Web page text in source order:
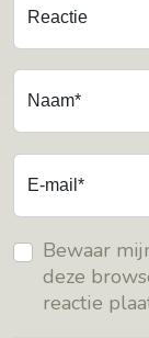
Reactie
Naam*
E-mail*
Bewaar
deze
reactie